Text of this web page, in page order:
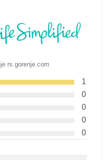
rs.gorenje.com
1
0
0
0
0